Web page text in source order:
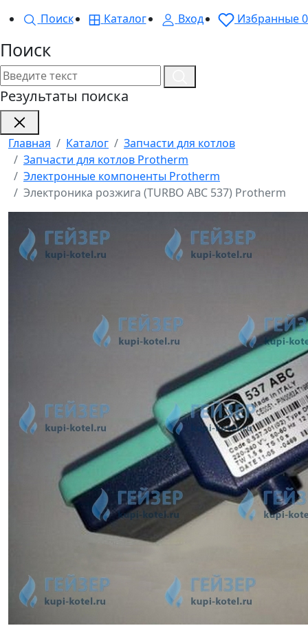
Поиск
Каталог Вход Избранные0
Поиск
Результаты поиска
Главная Каталог
Запчасти для котлов
Запчасти для котлов Protherm
Электронные компоненты Protherm
Электроника розжига (ТURBO ABC 537) Protherm